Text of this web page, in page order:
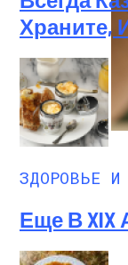
Храните,
ЗДОРОВЬЕ И
Еще В XIX